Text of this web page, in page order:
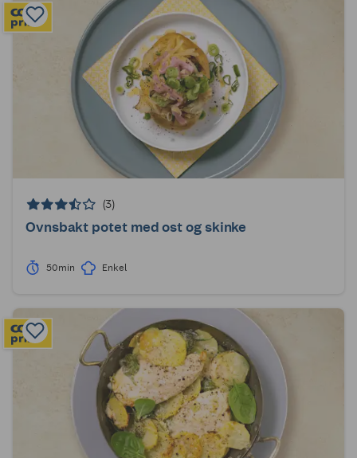
(3)
Ovnsbakt potet med ost og skinke
50min Enkel